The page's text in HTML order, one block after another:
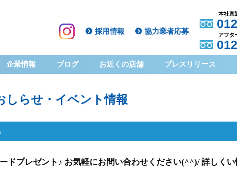
採用情報 協力業者応募
本社直
アフタ
企業情報 ブログ お近くの店舗 プレスリリース
しらせ・イベント情報
ドプレゼント♪ お気軽にお問い合わせください(^^)/ 詳しくい